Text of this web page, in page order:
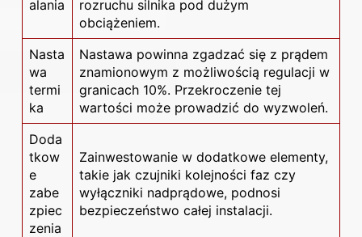
alania
rozruchu silnika pod dużym
obciążeniem.
Nasta
wa
termi
ka
Nastawa powinna zgadzać się z prądem
znamionowym z możliwością regulacji w
granicach 10%. Przekroczenie tej
wartości może prowadzić do wyzwoleń.
Doda
tkow
e
zabe
zpiec
zenia
Zainwestowanie w dodatkowe elementy,
takie jak czujniki kolejności faz czy
wyłączniki nadprądowe, podnosi
bezpieczeństwo całej instalacji.